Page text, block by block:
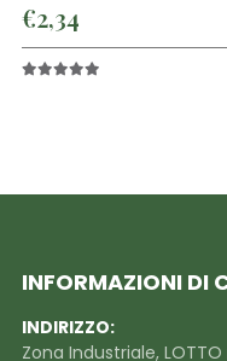
€3,07
INFORMAZIONI DI
INDIRIZZO:
Zona Industriale, LOTTO